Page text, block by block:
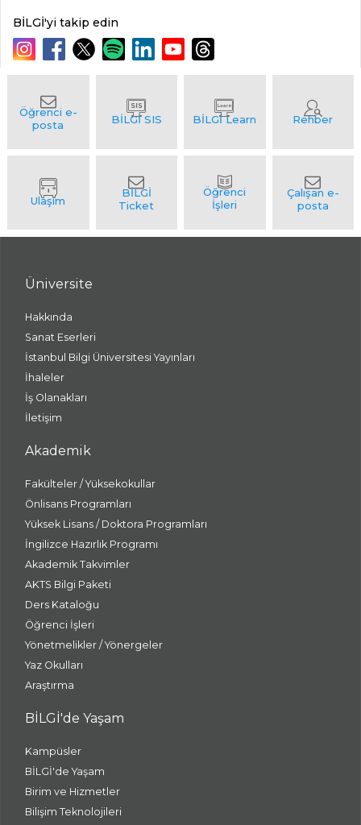
BİLGİ'yi takip edin
Üniversite
Hakkında
Sanat Eserleri
İstanbul Bilgi Üniversitesi Yayınları
İhaleler
İş Olanakları
İletişim
Akademik
Fakülteler / Yüksekokullar
Önlisans Programları
Yüksek Lisans / Doktora Programları
İngilizce Hazırlık Programı
Akademik Takvimler
AKTS Bilgi Paketi
Ders Kataloğu
Öğrenci İşleri
Yönetmelikler / Yönergeler
Yaz Okulları
Araştırma
BİLGİ'de Yaşam
Kampüsler
BİLGİ'de Yaşam
Birim ve Hizmetler
Bilişim Teknolojileri